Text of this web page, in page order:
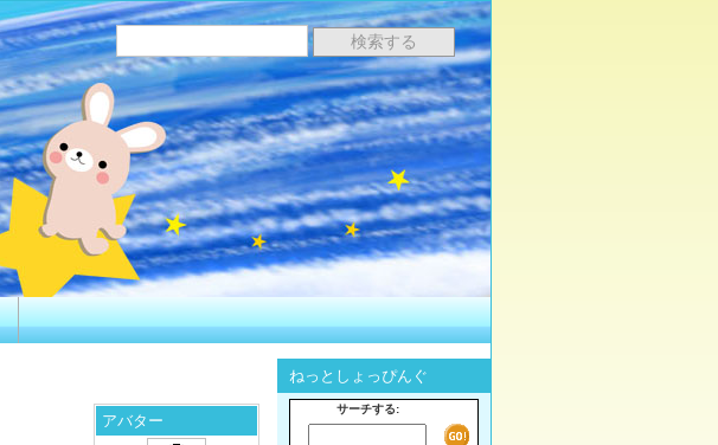
アバター
ねっとしょっぴんぐ
サーチする: